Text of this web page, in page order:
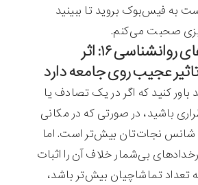
به فیس‌بوک بروید تا ببینید
صحبت می‌کنم.
دانستنی های روانشناسی ۱۶: اثر
عجیب روی جامعه دارد
باور کنید که اگر در یک تصادف یا
باشید، در صورتی که در مکانی
شانس نجات‌تان بیش‌تر است. اما
بی‌شمار خلاف آن را اثبات
تعداد تماشاچیان بیش‌تر باشد،